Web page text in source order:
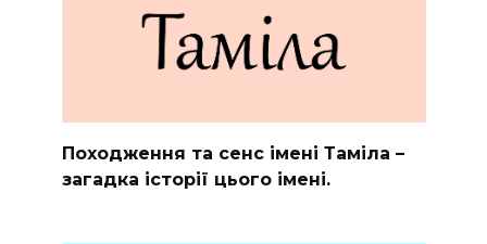
Походження та сенс імені Таміла –
загадка історії цього імені.